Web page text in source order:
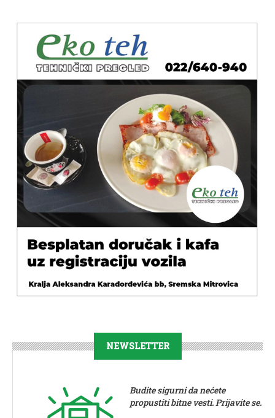
NEWSLETTER
Budite sigurni da nećete
propustiti bitne vesti. Prijavite se.